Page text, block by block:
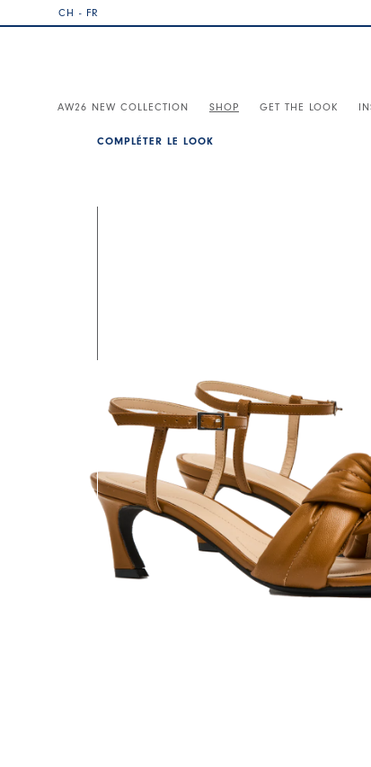
CH - FR
AW26 NEW COLLECTION SHOP GET THE LOOK
COMPLÉTER LE LOOK